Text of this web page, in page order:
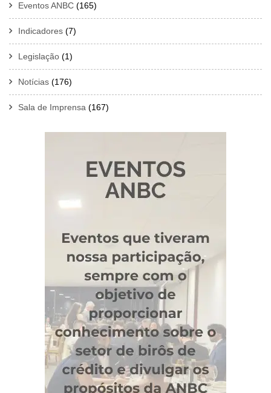
Eventos ANBC (165)
Indicadores (7)
Legislação (1)
Notícias (176)
Sala de Imprensa (167)